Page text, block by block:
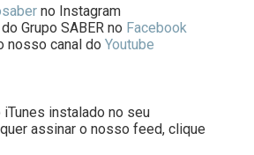
no Instagram
Grupo SABER no Facebook
nosso canal do Youtube
instalado no seu
assinar o nosso feed, clique